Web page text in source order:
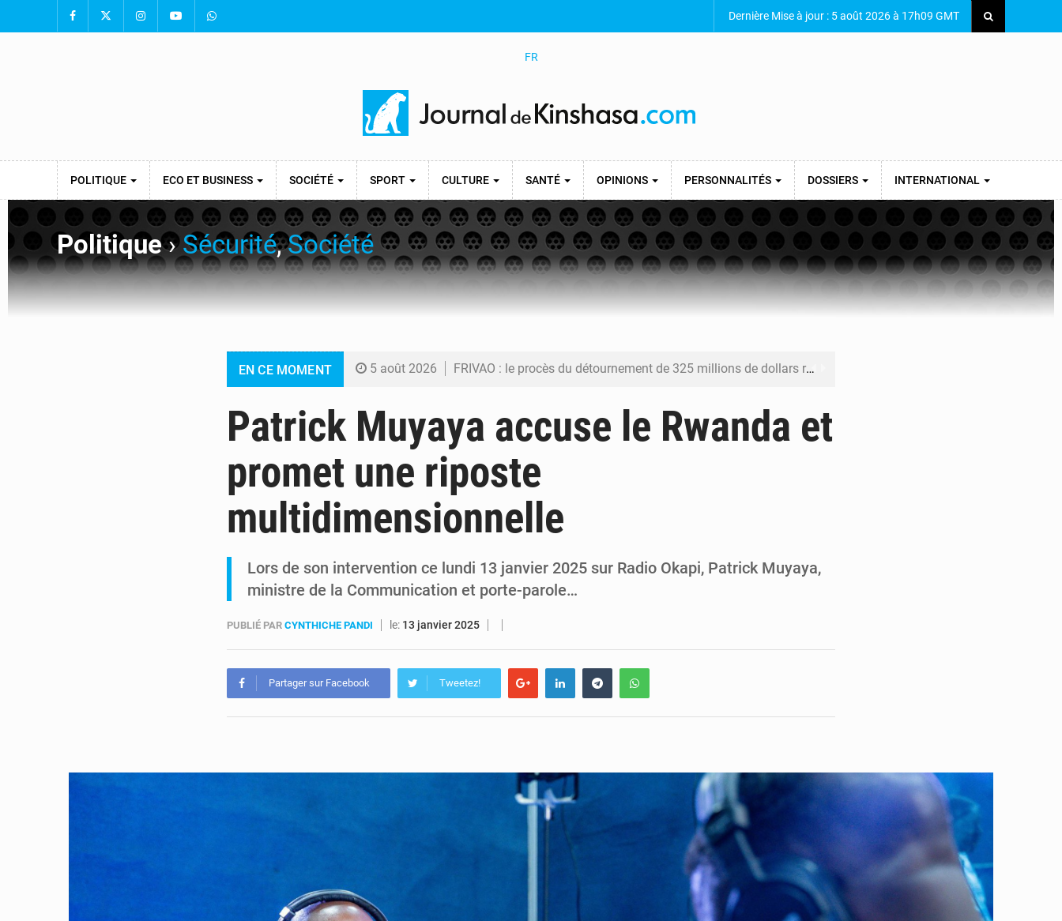
Dernière Mise à jour : 5 août 2026 à 17h09 GMT
FR
POLITIQUE ECO ET BUSINESS SOCIÉTÉ SPORT CULTURE SANTÉ OPINIONS PERSONNALITÉS DOSSIERS INTERNATIONAL
Politique›Sécurité,Société
EN CE MOMENT 5 août 2026 FRIVAO : le procès du détournement de 325 millions de dollars reporté à la mi-août
5 août 2026 Génocide, guerres et pillages : La RDC obtient un calendrier judiciaire contre le Rwanda à la CIJ
5 août 2026 Alerte Ebola à Kinshasa : Un bateau sous haute surveillance accoste à Maluku avec 200 passagers à bord
5 août 2026 RDC : Christian Bosembe annonce la fermeture imminente de TikTok pour stopper la propagande de l’AFC-M23
Patrick Muyaya accuse le Rwanda et
promet une riposte
multidimensionnelle
Lors de son intervention ce lundi 13 janvier 2025 sur Radio Okapi, Patrick Muyaya,
ministre de la Communication et porte-parole…
PUBLIÉ PAR CYNTHICHE PANDI le: 13 janvier 2025
Partager sur Facebook Tweetez!